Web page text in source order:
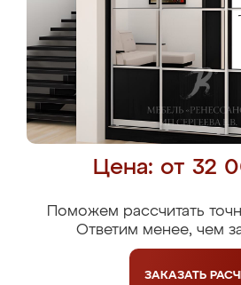
Цена: от 32
Поможем рассчитать
Ответим менее, чем
ЗАКАЗАТЬ